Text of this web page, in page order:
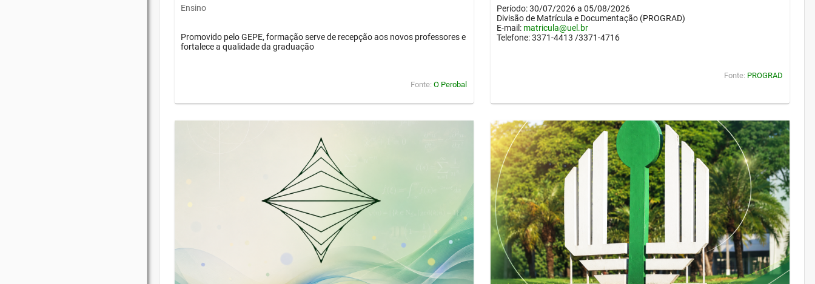
Ensino
Promovido pelo GEPE, formação serve de recepção aos novos professores e
fortalece a qualidade da graduação
Fonte: O Perobal
Período: 30/07/2026 a 05/08/2026
Divisão de Matrícula e Documentação (PROGRAD)
E-mail: matricula@uel.br
Telefone: 3371-4413 /3371-4716
Fonte: PROGRAD